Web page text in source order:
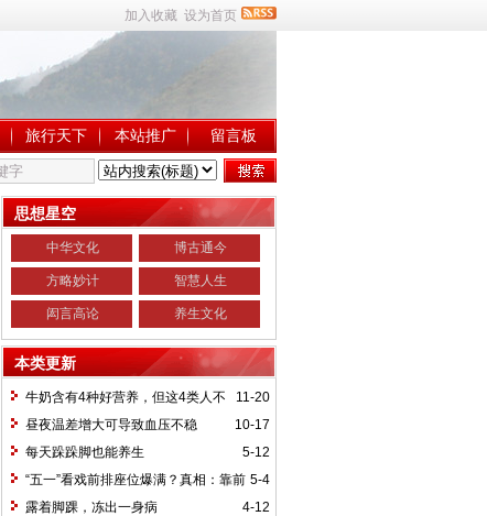
加入收藏 设为首页
旅行天下 本站推广 留言板
思想星空
中华文化 博古通今
方略妙计 智慧人生
闳言高论 养生文化
本类更新
11-20
牛奶含有4种好营养，但这4类人不
宜饮用
10-17
昼夜温差增大可导致血压不稳
5-12
每天跺跺脚也能养生
5-4
“五一”看戏前排座位爆满？真相：靠前
不一定最好
4-12
露着脚踝，冻出一身病